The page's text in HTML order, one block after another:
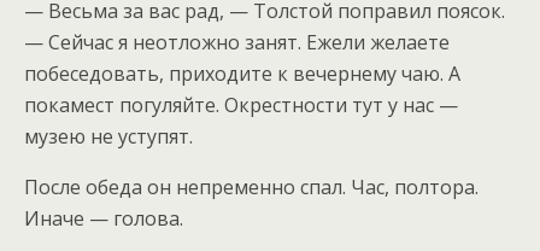
— Весьма за вас рад, — Толстой поправил поясок.
— Сейчас я неотложно занят. Ежели желаете
побеседовать, приходите к вечернему чаю. А
покамест погуляйте. Окрестности тут у нас —
музею не уступят.
После обеда он непременно спал. Час, полтора.
Иначе — голова.